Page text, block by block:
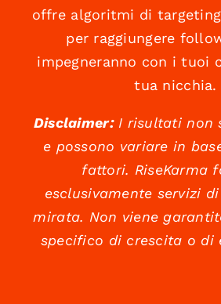
offre algoritmi di
per raggiungere
impegneranno con i tuoi
tua nicchia.
Disclaimer:I risultati non
e possono variare in
fattori. RiseKarma
esclusivamente servizi
mirata. Non viene
specifico di crescita o di